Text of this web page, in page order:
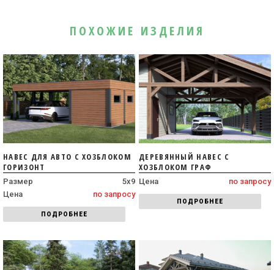
ПОХОЖИЕ ИЗДЕЛИЯ
НАВЕС ДЛЯ АВТО С ХОЗБЛОКОМ
ГОРИЗОНТ
Размер
5х9
Цена
по запросу
ПОДРОБНЕЕ
ДЕРЕВЯННЫЙ НАВЕС С
ХОЗБЛОКОМ ГРАФ
Цена по запросу
ПОДРОБНЕЕ